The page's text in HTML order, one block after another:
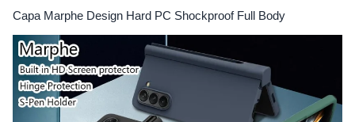
Capa Marphe Design Hard PC Shockproof Full Body